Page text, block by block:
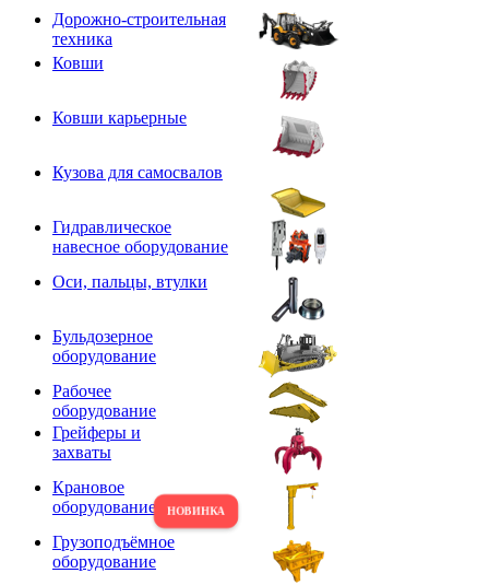
Дорожно-строительная
техника
Ковши
Ковши карьерные
Кузова для самосвалов
Гидравлическое
навесное оборудование
Оси, пальцы, втулки
Бульдозерное
оборудование
Рабочее
оборудование
Грейферы и
захваты
Крановое
оборудование
Грузоподъёмное
оборудование